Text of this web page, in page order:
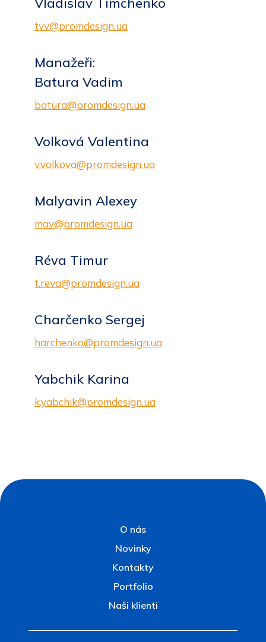
tvv@promdesign.ua
Manažeři:
Batura Vadim
batura@promdesign.ua
Volková Valentina
v.volkova@promdesign.ua
Malyavin Alexey
mav@promdesign.ua
Réva Timur
t.reva@promdesign.ua
Charčenko Sergej
harchenko@promdesign.ua
Yabchik Karina
k.yabchik@promdesign.ua
O nás
Novinky
Kontakty
Portfolio
Naši klienti